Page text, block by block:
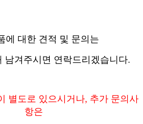
에 대한 견적 및 문의는
남겨주시면 연락드리겠습니다.
별도로 있으시거나, 추가 문의사
항은